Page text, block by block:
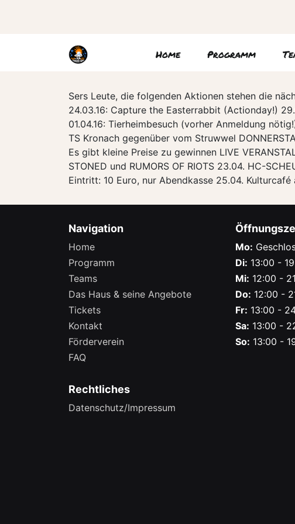
Home Programm
Sers Leute, die folgenden Aktionen stehen die
24.03.16: Capture the Easterrabbit (Actionday!)
01.04.16: Tierheimbesuch (vorher Anmeldung
TS Kronach gegenüber vom Struwwel
Es gibt kleine Preise zu gewinnen LIVE
STONED und RUMORS OF RIOTS 23.04. HC-
Eintritt: 10 Euro, nur Abendkasse 25.04.
Navigation
Home
Programm
Teams
Das Haus & seine Angebote
Tickets
Kontakt
Förderverein
FAQ
Rechtliches
Datenschutz/Impressum
Mo:
Di: 13:00 -
Mi: 12:00 -
Do: 12:00 -
Fr: 13:00 -
Sa: 13:00 -
So: 13:00 -